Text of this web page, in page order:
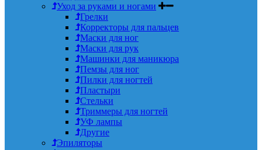
Уход за руками и ногами
Грелки
Корректоры для пальцев
Маски для ног
Маски для рук
Машинки для маникюра
Пемзы для ног
Пилки для ногтей
Пластыри
Стельки
Триммеры для ногтей
УФ лампы
Другие
Эпиляторы